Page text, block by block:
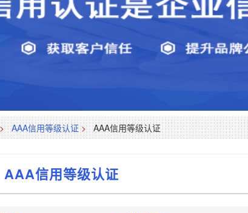
> AAA信用等级认证 > AAA信用等级认证
AAA信用等级认证